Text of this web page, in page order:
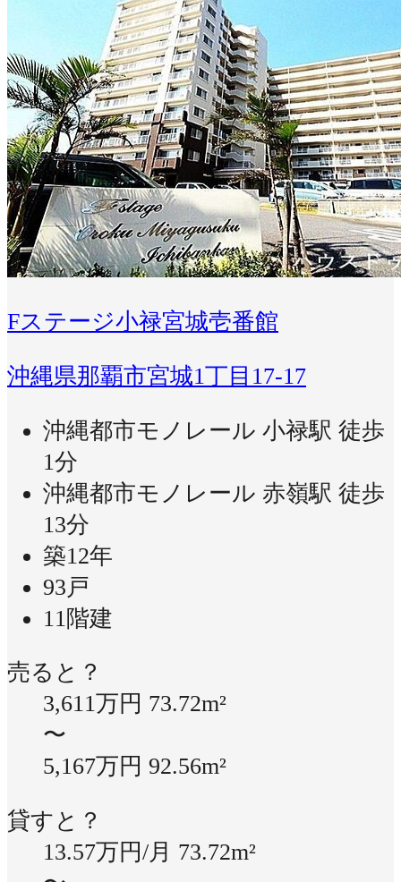
Fステージ小禄宮城壱番館
沖縄県那覇市宮城1丁目17-17
沖縄都市モノレール 小禄駅 徒歩
1分
沖縄都市モノレール 赤嶺駅 徒歩
13分
築12年
93戸
11階建
売ると？
3,611万円 73.72m²
〜
5,167万円 92.56m²
貸すと？
13.57万円/月 73.72m²